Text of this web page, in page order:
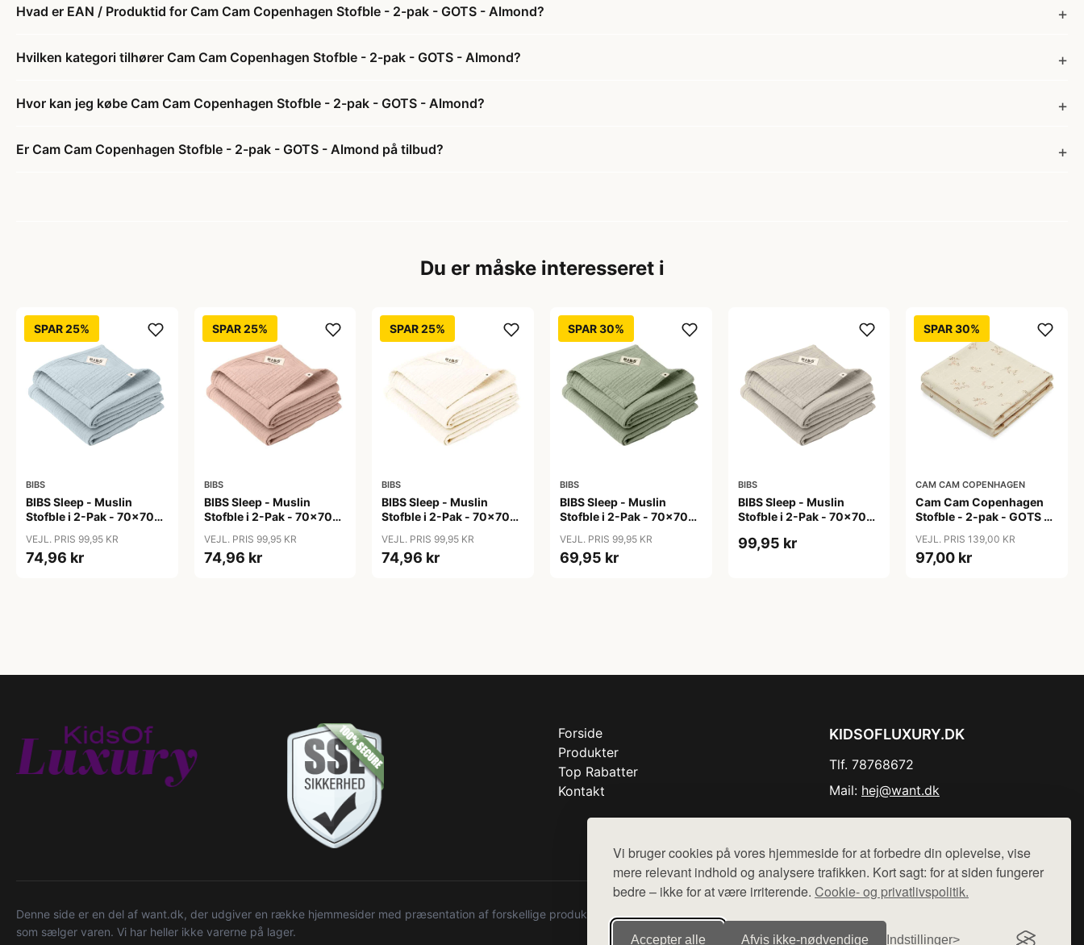
Vi bruger cookies på vores hjemmeside for at forbedre din oplevelse, vise
mere relevant indhold og analysere trafikken. Kort sagt: for at siden fungerer
bedre – ikke for at være irriterende. Cookie- og privatlivspolitik.
Accepter alle Afvis ikke‑nødvendige Indstillinger
Hvad er EAN / Produktid for Cam Cam Copenhagen Stofble - 2-pak - GOTS - Almond?
Hvilken kategori tilhører Cam Cam Copenhagen Stofble - 2-pak - GOTS - Almond?
Hvor kan jeg købe Cam Cam Copenhagen Stofble - 2-pak - GOTS - Almond?
Er Cam Cam Copenhagen Stofble - 2-pak - GOTS - Almond på tilbud?
Du er måske interesseret i
SPAR 25%
BIBS
BIBS Sleep - Muslin
Stofble i 2-Pak - 70x70
VEJL. PRIS 99,95 KR
74,96 kr
SPAR 25%
BIBS
BIBS Sleep - Muslin
Stofble i 2-Pak - 70x70
VEJL. PRIS 99,95 KR
74,96 kr
SPAR 25%
BIBS
BIBS Sleep - Muslin
Stofble i 2-Pak - 70x70
VEJL. PRIS 99,95 KR
74,96 kr
SPAR 30%
BIBS
BIBS Sleep - Muslin
Stofble i 2-Pak - 70x70
VEJL. PRIS 99,95 KR
69,95 kr
BIBS
BIBS Sleep - Muslin
Stofble i 2-Pak - 70x70
99,95 kr
SPAR 30%
CAM CAM COPENHAGEN
Cam Cam Copenhagen
Stofble - 2-pak - GOTS -
VEJL. PRIS 139,00 KR
97,00 kr
Forside
Produkter
Top Rabatter
Kontakt
KIDSOFLUXURY.DK
Tlf. 78768672
Mail: hej@want.dk
Denne side er en del af want.dk, der udgiver en række hjemmesider med præsentation af forskellige produkter fra diverse webshops. Der sælges ikke varer fra denne side - vi henviser til de shops,
som sælger varen. Vi har heller ikke varerne på lager.